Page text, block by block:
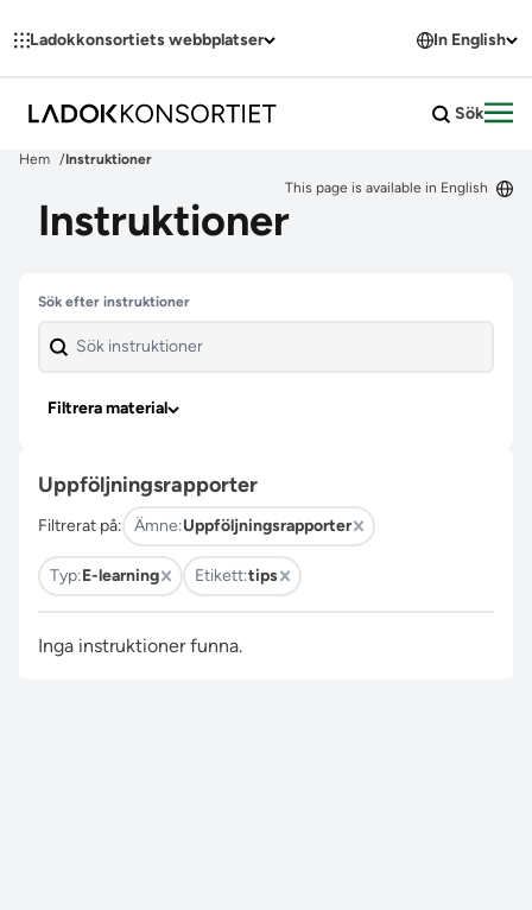
Ladokkonsortiets webbplatser In English
Sök
Hem
Instruktioner
This page is available in English
Instruktioner
Hoppa över filter
Sök efter instruktioner
Filtrera material
Uppföljningsrapporter
Filtrerat på: Ämne:Uppföljningsrapporter
Typ:E-learning Etikett:tips
Inga instruktioner funna.